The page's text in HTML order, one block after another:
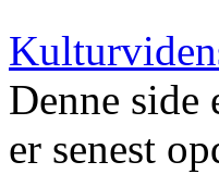
Denne side
er senest